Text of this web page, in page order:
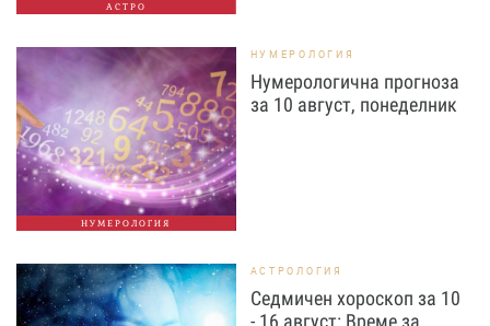
АСТРО
НУМЕРОЛОГИЯ
НУМЕРОЛОГИЯ
Нумерологична прогноза
за 10 август, понеделник
АСТРОЛОГИЯ
Седмичен хороскоп за 10
- 16 август: Време за